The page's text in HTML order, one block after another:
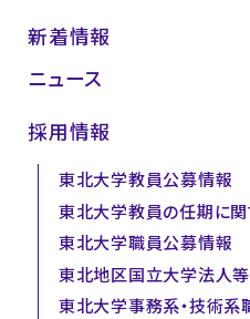
新着情報
ニュース
採用情報
東北大学教員公募情報
東北大学教員の任期に
東北大学職員公募情報
東北地区国立大学法人
東北大学事務系・技術